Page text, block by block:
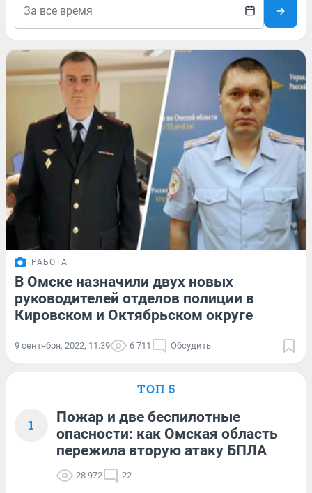
РАБОТА
В Омске назначили двух новых
руководителей отделов полиции в
Кировском и Октябрьском округе
9 сентября, 2022, 11:39 6 711 Обсудить
ТОП 5
1
Пожар и две беспилотные
опасности: как Омская область
пережила вторую атаку БПЛА
28 972 22